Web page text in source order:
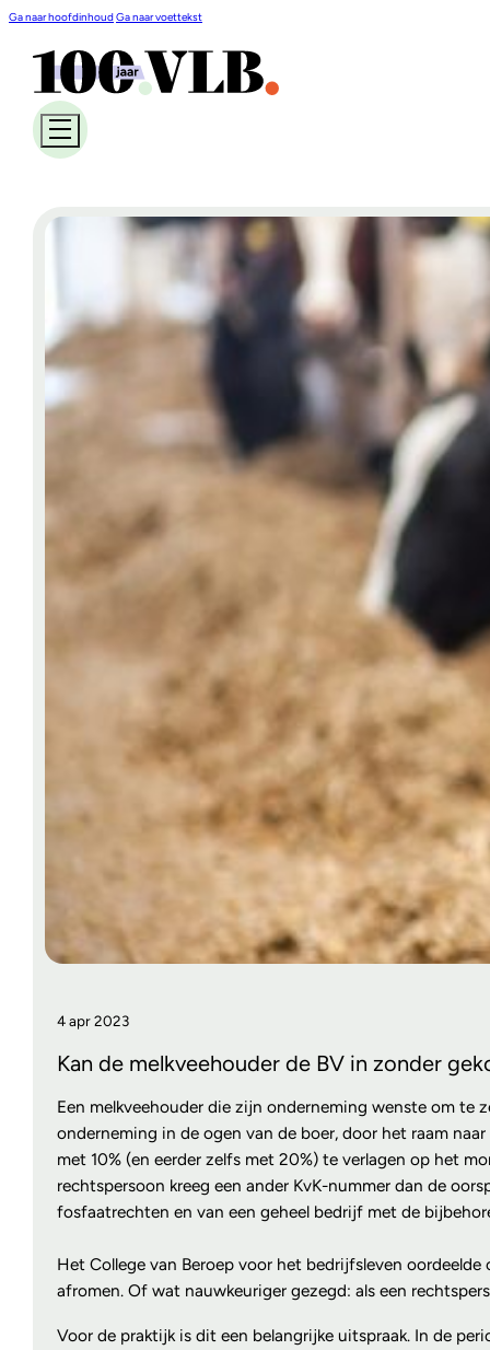
Ga naar hoofdinhoudGa naar voettekst
4 apr 2023
Kan de melkveehouder de BV in zonder
Een melkveehouder die zijn onderneming wenste om
onderneming in de ogen van de boer, door het raam
met 10% (en eerder zelfs met 20%) te verlagen op het
rechtspersoon kreeg een ander KvK-nummer dan de
fosfaatrechten en van een geheel bedrijf met de
Het College van Beroep voor het bedrijfsleven
afromen. Of wat nauwkeuriger gezegd: als een
Voor de praktijk is dit een belangrijke uitspraak. In de